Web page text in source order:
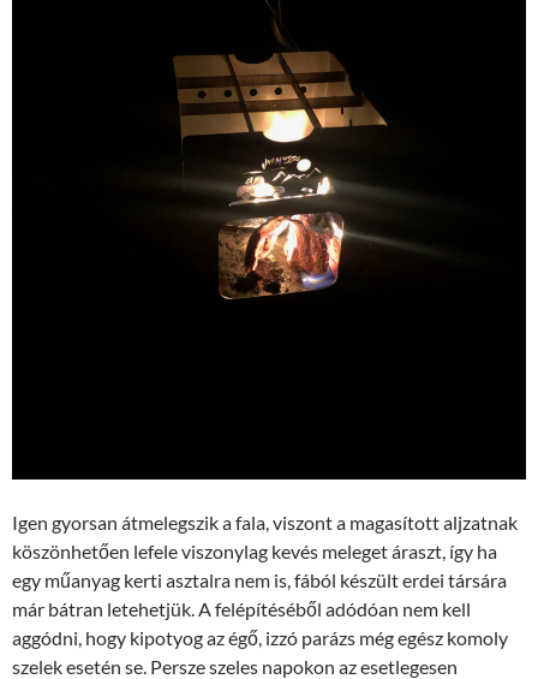
Igen gyorsan átmelegszik a fala, viszont a magasított aljzatnak
köszönhetően lefele viszonylag kevés meleget áraszt, így ha
egy műanyag kerti asztalra nem is, fából készült erdei társára
már bátran letehetjük. A felépítéséből adódóan nem kell
aggódni, hogy kipotyog az égő, izzó parázs még egész komoly
szelek esetén se. Persze szeles napokon az esetlegesen